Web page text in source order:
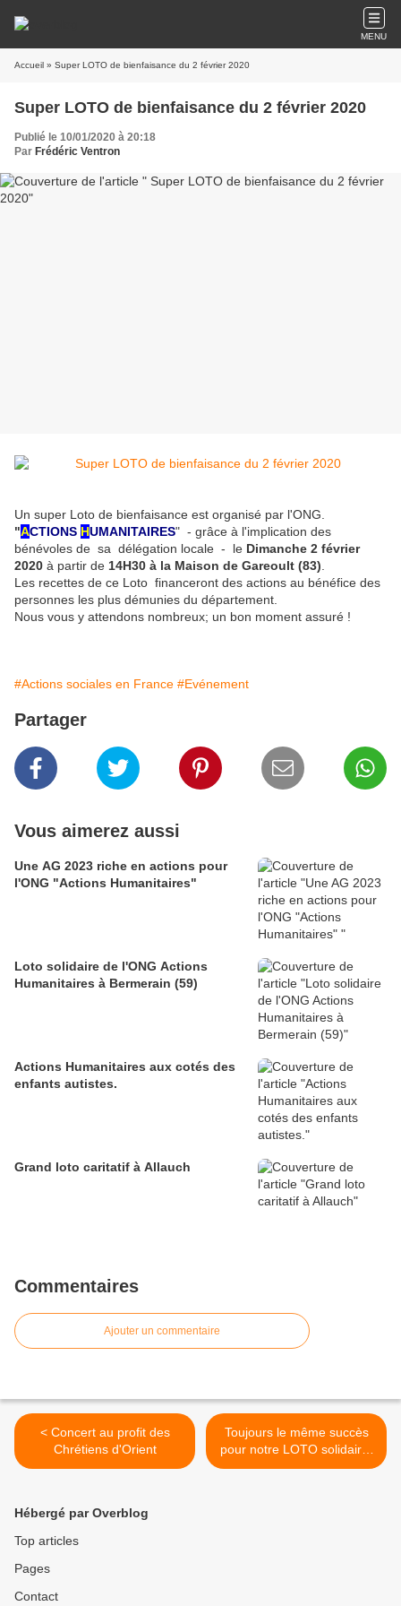
MENU
Accueil » Super LOTO de bienfaisance du 2 février 2020
Super LOTO de bienfaisance du 2 février 2020
Publié le 10/01/2020 à 20:18
Par Frédéric Ventron
Un super Loto de bienfaisance est organisé par l'ONG.
"ACTIONS HUMANITAIRES" - grâce à l'implication des
bénévoles de sa délégation locale - le Dimanche 2 février
2020 à partir de 14H30 à la Maison de Gareoult (83)
Les recettes de ce Loto financeront des actions au bénéfice des
personnes les plus démunies du département.
Nous vous y attendons nombreux; un bon moment assuré !
#Actions sociales en France #Evénement
Partager
Vous aimerez aussi
Une AG 2023 riche en actions pour
l'ONG "Actions Humanitaires"
Loto solidaire de l'ONG Actions
Humanitaires à Bermerain (59)
Actions Humanitaires aux cotés des
enfants autistes.
Grand loto caritatif à Allauch
Commentaires
Ajouter un commentaire
< Concert au profit des
Chrétiens d'Orient
Toujours le même succès
pour notre LOTO solidaire!
>
Hébergé par Overblog
Top articles
Pages
Contact